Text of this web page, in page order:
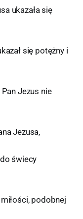
ukazała się
się potężny i
Jezus nie
Jezusa,
świecy
podobnej